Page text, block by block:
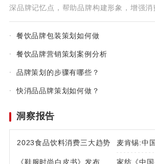
深品牌记忆点，帮助品牌构建形象，增强消
和归属感，甚至可以在短短几秒内增加多
品牌价值。如茶饮界的神奇存在——茶颜悦
· 餐饮品牌包装策划如何做
· 餐饮品牌营销策划案例分析
· 品牌策划的步骤有哪些？
· 快消品品牌策划如何做？
洞察报告
2023食品饮料消费三大趋势 麦肯锡:中
《鞋服时尚白皮书》发布 家纺《中国